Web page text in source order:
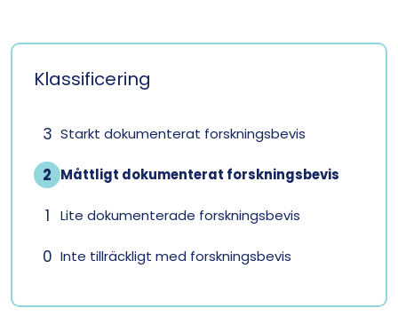
Klassificering
3 Starkt dokumenterat forskningsbevis
2 Måttligt dokumenterat forskningsbevis
1 Lite dokumenterade forskningsbevis
0 Inte tillräckligt med forskningsbevis